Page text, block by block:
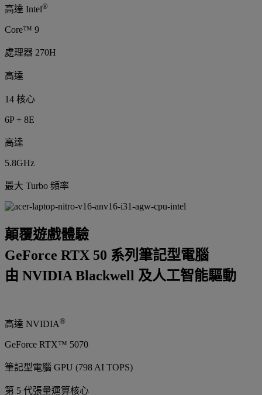
高達 Intel®
Core™ 9
處理器 270H
高達
14 核心
6P + 8E
高達
5.8GHz
最大 Turbo 頻率
顛覆遊戲體驗
GeForce RTX 50 系列筆記型電腦
由 NVIDIA Blackwell 及人工智能驅動
高達 NVIDIA®
GeForce RTX™ 5070
筆記型電腦 GPU (798 AI TOPS)
第 5 代張量運算核心